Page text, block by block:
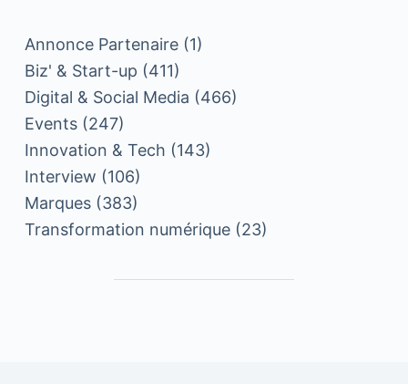
Annonce Partenaire(1)
Biz' & Start-up (411)
Digital & Social Media (466)
Events(247)
Innovation & Tech (143)
Interview (106)
Marques(383)
Transformation numérique(23)